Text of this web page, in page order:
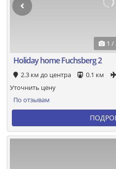
1 /
Holiday home Fuchsberg 2
2.3 км до центра 0.1 км
По отзывам
Уточнить цену